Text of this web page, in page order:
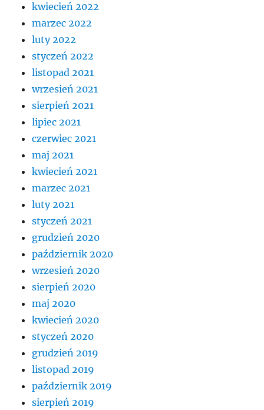
kwiecień 2022
marzec 2022
luty 2022
styczeń 2022
listopad 2021
wrzesień 2021
sierpień 2021
lipiec 2021
czerwiec 2021
maj 2021
kwiecień 2021
marzec 2021
luty 2021
styczeń 2021
grudzień 2020
październik 2020
wrzesień 2020
sierpień 2020
maj 2020
kwiecień 2020
styczeń 2020
grudzień 2019
listopad 2019
październik 2019
sierpień 2019